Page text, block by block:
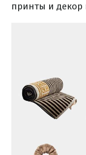
принты и декор